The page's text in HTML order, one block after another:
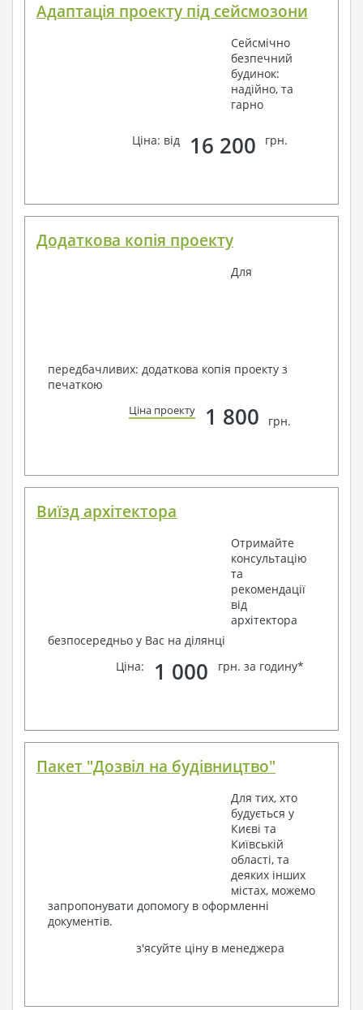
Адаптація проекту під сейсмозони
Сейсмічно
безпечний
будинок:
надійно, та
гарно
Ціна: від 16 200 грн.
Додаткова копія проекту
Для
передбачливих: додаткова копія проекту з
печаткою
Ціна проекту 1 800 грн.
Виїзд архітектора
Отримайте
консультацію
та
рекомендації
від
архітектора
безпосередньо у Вас на ділянці
Ціна:
1 000 грн. за годину*
Пакет "Дозвіл на будівництво"
Для тих, хто
будується у
Києві та
Київській
області, та
деяких інших
містах, можемо
запропонувати допомогу в оформленні
документів.
з'ясуйте ціну в менеджера